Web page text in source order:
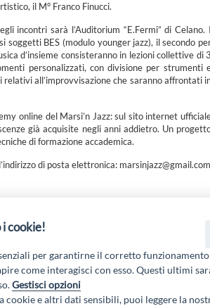
il M° Franco Finucci.
incontri sarà l’Auditorium “E.Fermi” di Celano. I
BES (modulo younger jazz), il secondo
d’insieme consisteranno in lezioni collettive di 3
personalizzati, con divisione per strumenti
all’improvvisazione che saranno affrontati
online del Marsi’n Jazz: sul sito internet
già acquisite negli anni addietro. Un
di formazione accademica.
di posta elettronica: marsinjazz@gmail.com
Fondo FEASR; Sottomisura 19.2; Tipologia di
nel turismo per i servizi e la qualità della
i cookie!
per garantirne il corretto funzionamento
come interagisci con esso. Questi ultimi
Gestisci opzioni
cookie e altri dati sensibili, puoi leggere la